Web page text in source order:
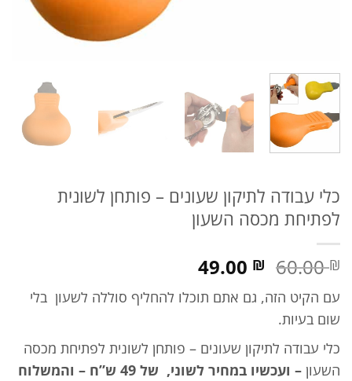
כלי עבודה לתיקון שעונים – פותחן לשונית
לפתיחת מכסה השעון
60.00₪ המחיר
היה:
49.00 ₪ המחיר
הוא:
עם הקיט הזה, גם אתם תוכלו להחליף סוללה לשעון בלי
שום בעיות.
כלי עבודה לתיקון שעונים – פותחן לשונית לפתיחת מכסה
השעון
– ועכשיו במחיר לשוני, של 49 ש”ח – והמשלוח